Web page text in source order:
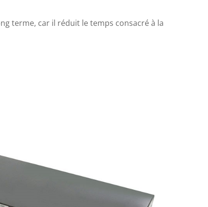
terme, car il réduit le temps consacré à la